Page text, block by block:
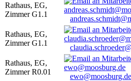
Rathaus, EG,
Zimmer G1.1
Rathaus, EG,
Zimmer G1.1
Rathaus, EG,
Zimmer R0.01
ewo@moosburg.de